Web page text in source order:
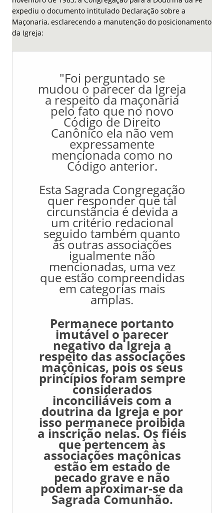
expediu o documento intitulado Declaração sobre a
Maçonaria, esclarecendo a manutenção do posicionamento
da Igreja:
"Foi perguntado se
mudou o parecer da Igreja
a respeito da maçonaria
pelo fato que no novo
Código de Direito
Canônico ela não vem
expressamente
mencionada como no
Código anterior.
Esta Sagrada Congregação
quer responder que tal
circunstância é devida a
um critério redacional
seguido também quanto
às outras associações
igualmente não
mencionadas, uma vez
que estão compreendidas
em categorias mais
amplas.
Permanece portanto
imutável o parecer
negativo da Igreja a
respeito das associações
maçônicas, pois os seus
princípios foram sempre
considerados
inconciliáveis com a
doutrina da Igreja e por
isso permanece proibida
a inscrição nelas. Os fiéis
que pertencem às
associações maçônicas
estão em estado de
pecado grave e não
podem aproximar-se da
Sagrada Comunhão.